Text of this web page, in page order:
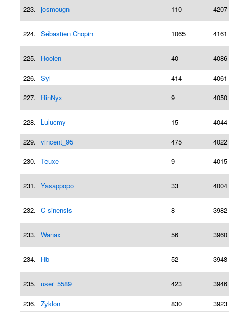
223. josmougn 110 4207
224. Sébastien Chopin 1065 4161
225. Hoolen 40 4086
226. Syl 414
4061
227.
RinNyx 9 4050
228. Lulucmy 15 4044
229. vincent_95 475
4022
230. Teuxe 9 4015
231. Yasappopo 33 4004
232. C-sinensis 8 3982
233. Wanax 56 3960
234. Hb- 52 3948
235. user_5589 423 3946
236. Zyklon 830
3923